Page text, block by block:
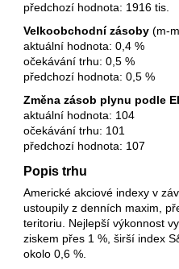
předchozí hodnota: 1916 tis.
Velkoobchodní zásoby (m-
aktuální hodnota: 0,4 %
očekávání trhu: 0,5 %
předchozí hodnota: 0,5 %
Změna zásob plynu podle
aktuální hodnota: 104
očekávání trhu: 101
předchozí hodnota: 107
Popis trhu
Americké akciové indexy v
ustoupily z denních maxim,
teritoriu. Nejlepší výkonnost
ziskem přes 1 %, širší index
okolo 0,6 %.